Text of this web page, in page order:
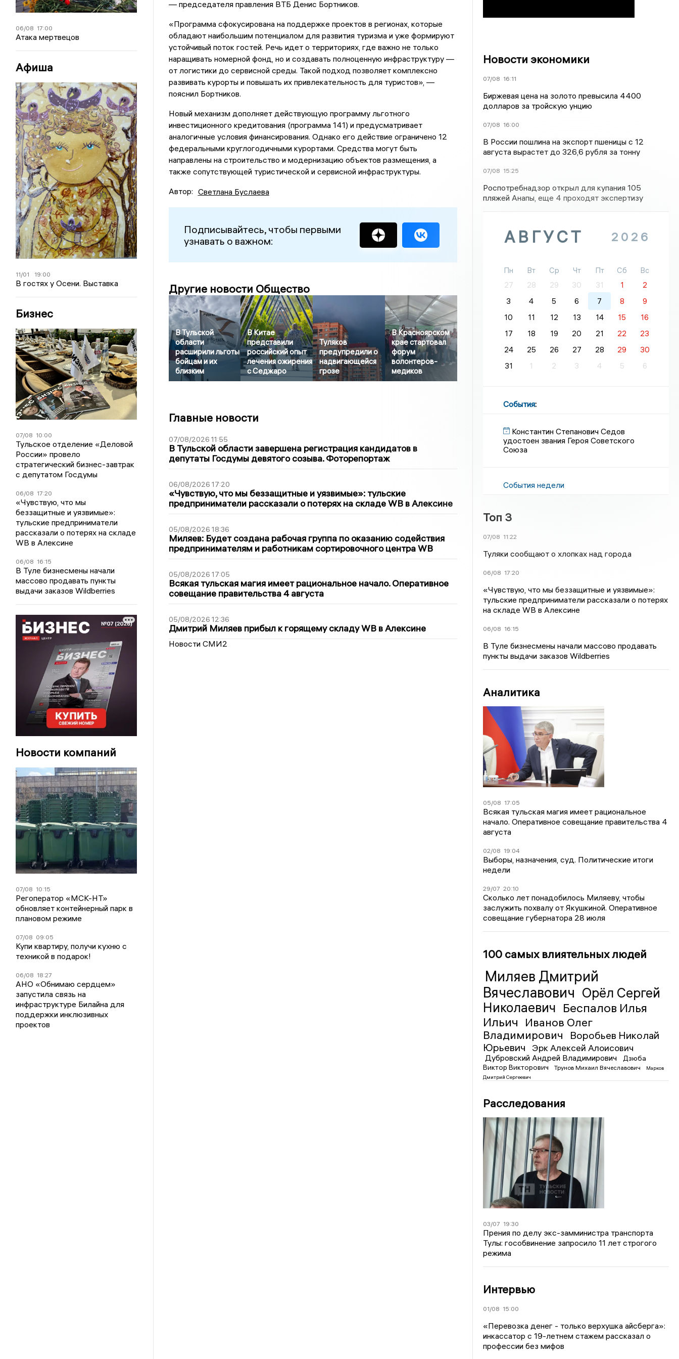
06/08 17:00
Атака мертвецов
Афиша
11/01 19:00
В гостях у Осени. Выставка
Бизнес
07/08 10:00
Тульское отделение «Деловой
России» провело
стратегический бизнес-завтрак
с депутатом Госдумы
06/08 17:20
«Чувствую, что мы
беззащитные и уязвимые»:
тульские предприниматели
рассказали о потерях на складе
WB в Алексине
06/08 16:15
В Туле бизнесмены начали
массово продавать пункты
выдачи заказов Wildberries
Новости компаний
07/08 10:15
Регоператор «МСК-НТ»
обновляет контейнерный парк в
плановом режиме
07/08 09:05
Купи квартиру, получи кухню с
техникой в подарок!
06/08 18:27
АНО «Обнимаю сердцем»
запустила связь на
инфраструктуре Билайна для
поддержки инклюзивных
проектов
— председателя правления ВТБ Денис Бортников.
«Программа сфокусирована на поддержке проектов в регионах, которые
обладают наибольшим потенциалом для развития туризма и уже формируют
устойчивый поток гостей. Речь идет о территориях, где важно не только
наращивать номерной фонд, но и создавать полноценную инфраструктуру —
от логистики до сервисной среды. Такой подход позволяет комплексно
развивать курорты и повышать их привлекательность для туристов», —
пояснил Бортников.
Новый механизм дополняет действующую программу льготного
инвестиционного кредитования (программа 141) и предусматривает
аналогичные условия финансирования. Однако его действие ограничено 12
федеральными круглогодичными курортами. Средства могут быть
направлены на строительство и модернизацию объектов размещения, а
также сопутствующей туристической и сервисной инфраструктуры.
Автор: Светлана Буслаева
Подписывайтесь, чтобы первыми
узнавать о важном:
Другие новости Общество
В Тульской
области
расширили льготы
бойцам и их
близким
В Китае
представили
российский опыт
лечения ожирения
с Седжаро
Туляков
предупредили о
надвигающейся
грозе
В Красноярском
крае стартовал
форум
волонтеров-
медиков
Главные новости
07/08/2026 11:55
В Тульской области завершена регистрация кандидатов в
депутаты Госдумы девятого созыва. Фоторепортаж
06/08/2026 17:20
«Чувствую, что мы беззащитные и уязвимые»: тульские
предприниматели рассказали о потерях на складе WB в Алексине
05/08/2026 18:36
Миляев: Будет создана рабочая группа по оказанию содействия
предпринимателям и работникам сортировочного центра WB
05/08/2026 17:05
Всякая тульская магия имеет рациональное начало. Оперативное
совещание правительства 4 августа
05/08/2026 12:36
Дмитрий Миляев прибыл к горящему складу WB в Алексине
Новости СМИ2
Новости экономики
07/08 16:11
Биржевая цена на золото превысила 4400
долларов за тройскую унцию
07/08 16:00
В России пошлина на экспорт пшеницы с 12
августа вырастет до 326,6 рубля за тонну
07/08 15:25
Роспотребнадзор открыл для купания 105
пляжей Анапы, еще 4 проходят экспертизу
АВГУСТ 2026
Пн Вт Ср Чт Пт Сб
Вс
27
28 29 30 31 1
2
3
4 5 6 7 8
9
10
11 12 13 14 15
16
17
18 19 20 21 22
23
24
25 26 27 28 29
30
31
1 2 3 4 5 6
События:
Константин Степанович Седов
удостоен звания Героя Советского
Союза
События недели
Топ 3
07/08 11:22
Туляки сообщают о хлопках над города
06/08 17:20
«Чувствую, что мы беззащитные и уязвимые»:
тульские предприниматели рассказали о потерях
на складе WB в Алексине
06/08 16:15
В Туле бизнесмены начали массово продавать
пункты выдачи заказов Wildberries
Аналитика
05/08 17:05
Всякая тульская магия имеет рациональное
начало. Оперативное совещание правительства 4
августа
02/08 19:04
Выборы, назначения, суд. Политические итоги
недели
29/07 20:10
Сколько лет понадобилось Миляеву, чтобы
заслужить похвалу от Якушкиной. Оперативное
совещание губернатора 28 июля
100 самых влиятельных людей
Миляев Дмитрий
Вячеславович Орёл Сергей
Николаевич Беспалов Илья
Ильич
Иванов Олег
Владимирович
Воробьев Николай
Юрьевич
Эрк Алексей Алоисович
Дубровский Андрей Владимирович
Дзюба
Виктор Викторович
Трунов Михаил Вячеславович
Марков
Дмитрий Сергеевич
Расследования
03/07 19:30
Прения по делу экс-замминистра транспорта
Тулы: гособвинение запросило 11 лет строгого
режима
Интервью
01/08 15:00
«Перевозка денег - только верхушка айсберга»:
инкассатор с 19-летнем стажем рассказал о
профессии без мифов